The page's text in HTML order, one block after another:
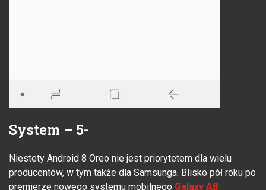
System – 5-
Niestety Android 8 Oreo nie jest priorytetem dla wielu
producentów, w tym także dla Samsunga. Blisko pół roku po
premierze nowego systemu mobilnego Galaxy A8